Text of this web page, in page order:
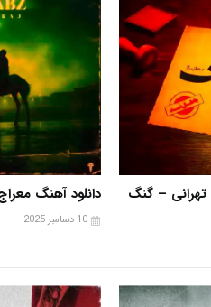
تهرانی – گنگ
دانلود آهنگ
10 دسامبر 2025